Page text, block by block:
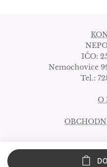
IČO:
Nemochovice
Tel.:
O